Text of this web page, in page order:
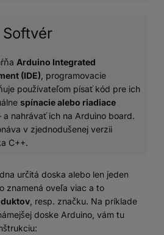
Softvér
Arduino Integrated
(IDE) , programovacie
používateľom písať kód pre ich
spínacie alebo riadiace
a nahrávať ich na Arduino board.
v zjednodušenej verzii
C++.
určitá doska alebo len jeden
znamená oveľa viac a to
, resp. značku. Na príklade
doske Arduino, vám tu